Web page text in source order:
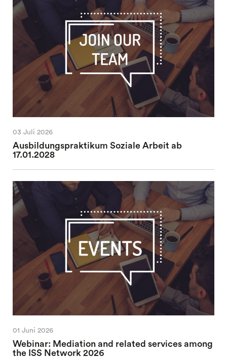
03 Juli 2026
Ausbildungspraktikum Soziale Arbeit ab
17.01.2028
01 Juni 2026
Webinar: Mediation and related services among
the ISS Network 2026